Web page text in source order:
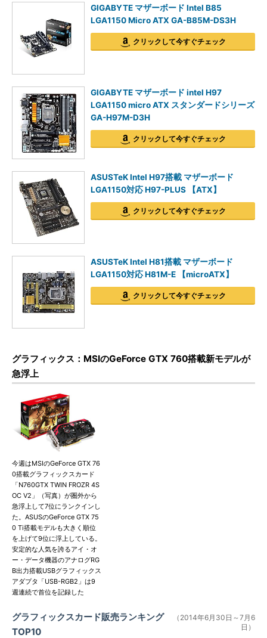
GIGABYTE マザーボード Intel B85
LGA1150 Micro ATX GA-B85M-DS3H
クリックして今すぐチェック
GIGABYTE マザーボード intel H97
LGA1150 micro ATX スタンダードシリーズ
GA-H97M-D3H
クリックして今すぐチェック
ASUSTeK Intel H97搭載 マザーボード
LGA1150対応 H97-PLUS 【ATX】
クリックして今すぐチェック
ASUSTeK Intel H81搭載 マザーボード
LGA1150対応 H81M-E 【microATX】
クリックして今すぐチェック
グラフィックス：MSIのGeForce GTX 760搭載新モデルが
急浮上
今週はMSIのGeForce GTX 76
0搭載グラフィックスカード
「N760GTX TWIN FROZR 4S
OC V2」（写真）が圏外から
急浮上して7位にランクインし
た。ASUSのGeForce GTX 75
0 Ti搭載モデルも大きく順位
を上げて9位に浮上している。
安定的な人気を誇るアイ・オ
ー・データ機器のアナログRG
B出力搭載USBグラフィックス
アダプタ「USB-RGB2」は9
週連続で首位を記録した
グラフィックスカード販売ランキング
TOP10
（2014年6月30日～7月6
日）